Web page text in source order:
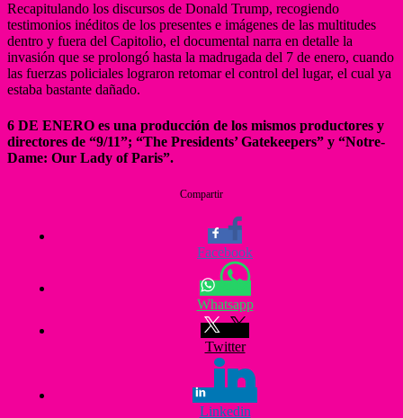
Recapitulando los discursos de Donald Trump, recogiendo
testimonios inéditos de los presentes e imágenes de las multitudes
dentro y fuera del Capitolio, el documental narra en detalle la
invasión que se prolongó hasta la madrugada del 7 de enero, cuando
las fuerzas policiales lograron retomar el control del lugar, el cual ya
estaba bastante dañado.
6 DE ENERO es una producción de los mismos productores y
directores de “9/11”; “The Presidents’ Gatekeepers” y “Notre-
Dame: Our Lady of Paris”.
Compartir
Facebook
Whatsapp
Twitter
Linkedin